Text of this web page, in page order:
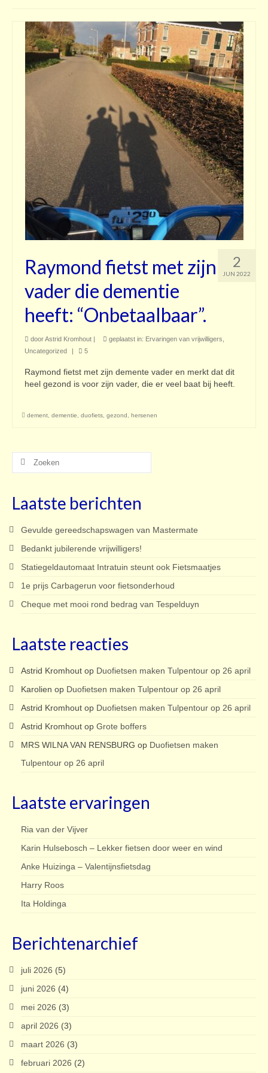
2
JUN 2022
Raymond fietst met zijn
vader die dementie
heeft: “Onbetaalbaar”.
doorAstrid Kromhout | geplaatst in: Ervaringen van vrijwilligers
Uncategorized
| 5
Raymond fietst met zijn demente vader en merkt dat dit
heel gezond is voor zijn vader, die er veel baat bij heeft.
dement dementie duofiets gezond hersenen
Zoeken
Laatste berichten
Gevulde gereedschapswagen van Mastermate
Bedankt jubilerende vrijwilligers!
Statiegeldautomaat Intratuin steunt ook Fietsmaatjes
1e prijs Carbagerun voor fietsonderhoud
Cheque met mooi rond bedrag van Tespelduyn
Laatste reacties
Astrid Kromhout op Duofietsen maken Tulpentour op 26 april
Karolien op Duofietsen maken Tulpentour op 26 april
Astrid Kromhout op Duofietsen maken Tulpentour op 26 april
Astrid Kromhout op Grote boffers
MRS WILNA VAN RENSBURG op Duofietsen maken
Tulpentour op 26 april
Laatste ervaringen
Ria van der Vijver
Karin Hulsebosch – Lekker fietsen door weer en wind
Anke Huizinga – Valentijnsfietsdag
Harry Roos
Ita Holdinga
Berichtenarchief
juli 2026 (5)
juni 2026 (4)
mei 2026 (3)
april 2026 (3)
maart 2026 (3)
februari 2026 (2)